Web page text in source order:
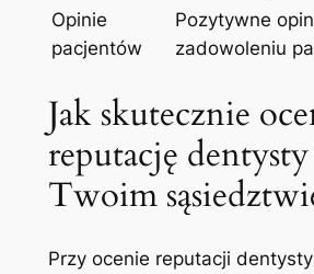
Opinie
pacjentów
Pozytywne
zadowoleniu
Jak skutecznie
reputację
Twoim
Przy ocenie reputacji